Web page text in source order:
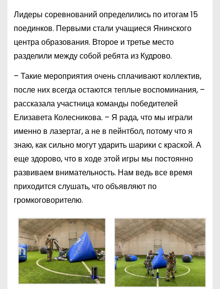
Лидеры соревнований определились по итогам 15
поединков. Первыми стали учащиеся Янинского
центра образования. Второе и третье место
разделили между собой ребята из Кудрово.
– Такие мероприятия очень сплачивают коллектив,
после них всегда остаются теплые воспоминания, –
рассказала участница команды победителей
Елизавета Колесникова. – Я рада, что мы играли
именно в лазертаг, а не в пейнтбол, потому что я
знаю, как сильно могут ударить шарики с краской. А
еще здорово, что в ходе этой игры мы постоянно
развиваем внимательность. Нам ведь все время
приходится слушать, что объявляют по
громкоговорителю.